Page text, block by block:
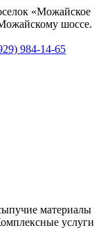
«Можайское
шоссе.
984-14-65
материалы
услуги